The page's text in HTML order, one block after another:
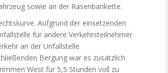
sowie an der Rasenbankette.
Aufgrund der einsetzenden
für andere Verkehrsteilnehmer
an der Unfallstelle
Bergung war es zusätzlich
West für 5,5 Stunden voll zu